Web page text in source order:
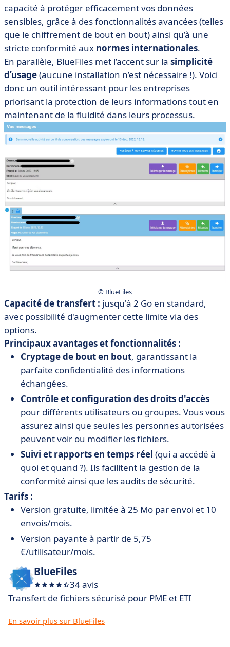
capacité à protéger efficacement vos données
sensibles, grâce à des fonctionnalités avancées (telles
que le chiffrement de bout en bout) ainsi qu’à une
stricte conformité aux normes internationales.
En parallèle, BlueFiles met l’accent sur la simplicité
d’usage(aucune installation n’est nécessaire !). Voici
donc un outil intéressant pour les entreprises
priorisant la protection de leurs informations tout en
maintenant de la fluidité dans leurs processus.
© BlueFiles
Capacité de transfert : jusqu'à 2 Go en standard,
avec possibilité d'augmenter cette limite via des
options.
Principaux avantages et fonctionnalités :
Cryptage de bout en bout, garantissant la
parfaite confidentialité des informations
échangées.
Contrôle et configuration des droits d'accès
pour différents utilisateurs ou groupes. Vous vous
assurez ainsi que seules les personnes autorisées
peuvent voir ou modifier les fichiers.
Suivi et rapports en temps réel (qui a accédé à
quoi et quand ?). Ils facilitent la gestion de la
conformité ainsi que les audits de sécurité.
Tarifs :
Version gratuite, limitée à 25 Mo par envoi et 10
envois/mois.
Version payante à partir de 5,75
€/utilisateur/mois.
BlueFiles
34 avis
Transfert de fichiers sécurisé pour PME et ETI
En savoir plus sur BlueFiles